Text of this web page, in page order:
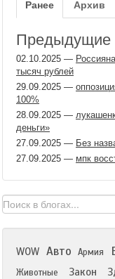
Ранее Архив
Предыдущие
02.10.2025 —
тысяч рублей
29.09.2025 —
100%
28.09.2025 —
деньги»
27.09.2025 — Без
27.09.2025 — мпк
WOW Авто Армия
Животные
Закон